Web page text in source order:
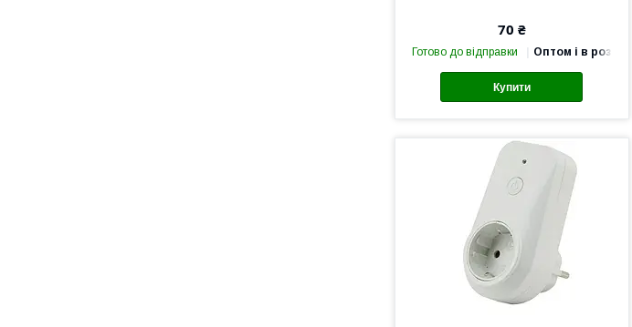
70 ₴
Готово до відправки Оптом і в роздріб
Купити